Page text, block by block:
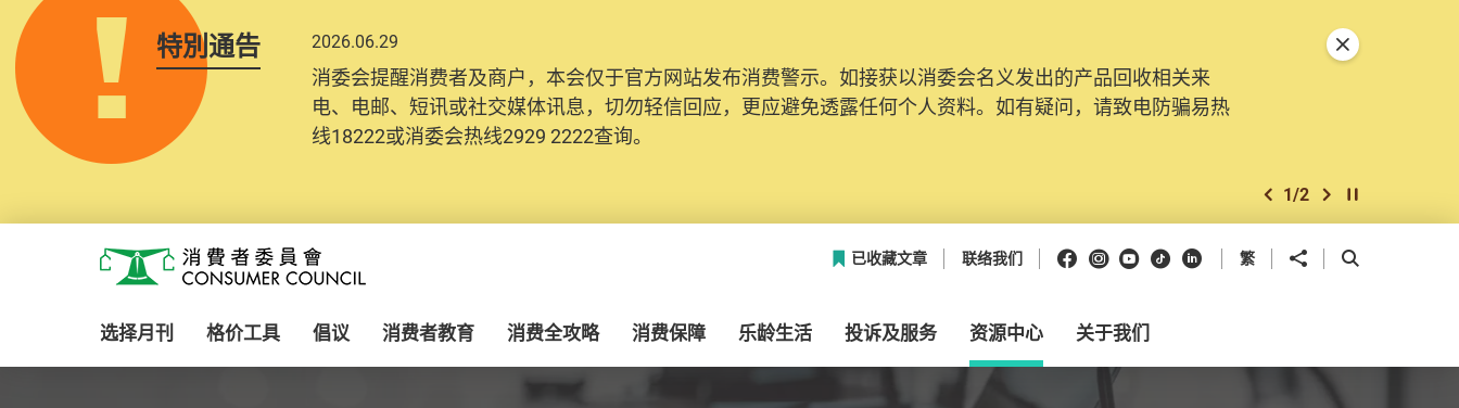
特別通告 2026.06.29
消委会提醒消费者及商户，本会仅于官方网站发布消费警示。如接获以消委会名义发出的产品回收相关来
电、电邮、短讯或社交媒体讯息，切勿轻信回应，更应避免透露任何个人资料。如有疑问，请致电防骗易热
线18222或消委会热线2929 2222查询。
上一个
1/2 下一个开始/暂停幻灯
关闭特別通告
消费者委员会
已收藏文章 联络我们 Facebook
Instagram
Youtube
抖音领英 繁 分享到 开启搜寻框
选择月刊 格价工具 倡议 消费者教育 消费全攻略 消费保障 乐龄生活 投诉及服务 资源中心 关于我们